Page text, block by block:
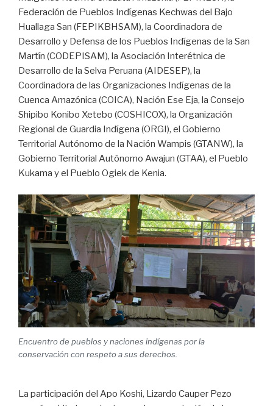
Federación de Pueblos Indígenas Kechwas del Bajo
Huallaga San (FEPIKBHSAM), la Coordinadora de
Desarrollo y Defensa de los Pueblos Indígenas de la San
Martín (CODEPISAM), la Asociación Interétnica de
Desarrollo de la Selva Peruana (AIDESEP), la
Coordinadora de las Organizaciones Indígenas de la
Cuenca Amazónica (COICA), Nación Ese Eja, la Consejo
Shipibo Konibo Xetebo (COSHICOX), la Organización
Regional de Guardia Indígena (ORGI), el Gobierno
Territorial Autónomo de la Nación Wampis (GTANW), la
Gobierno Territorial Autónomo Awajun (GTAA), el Pueblo
Kukama y el Pueblo Ogiek de Kenia.
Encuentro de pueblos y naciones indígenas por la
conservación con respeto a sus derechos.
La participación del Apo Koshi, Lizardo Cauper Pezo